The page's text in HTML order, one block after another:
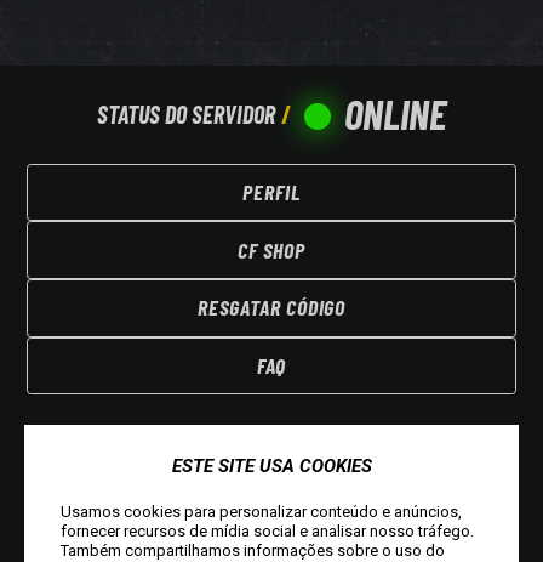
STATUS DO SERVIDOR ONLINE
PERFIL
CF SHOP
RESGATAR CÓDIGO
FAQ
ESTE SITE USA COOKIES
Usamos cookies para personalizar conteúdo e anúncios,
fornecer recursos de mídia social e analisar nosso tráfego.
Também compartilhamos informações sobre o uso do